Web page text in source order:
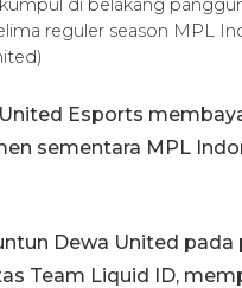
di belakang
reguler season MPL
Esports
sementara MPL
Dewa United
Team Liquid ID,